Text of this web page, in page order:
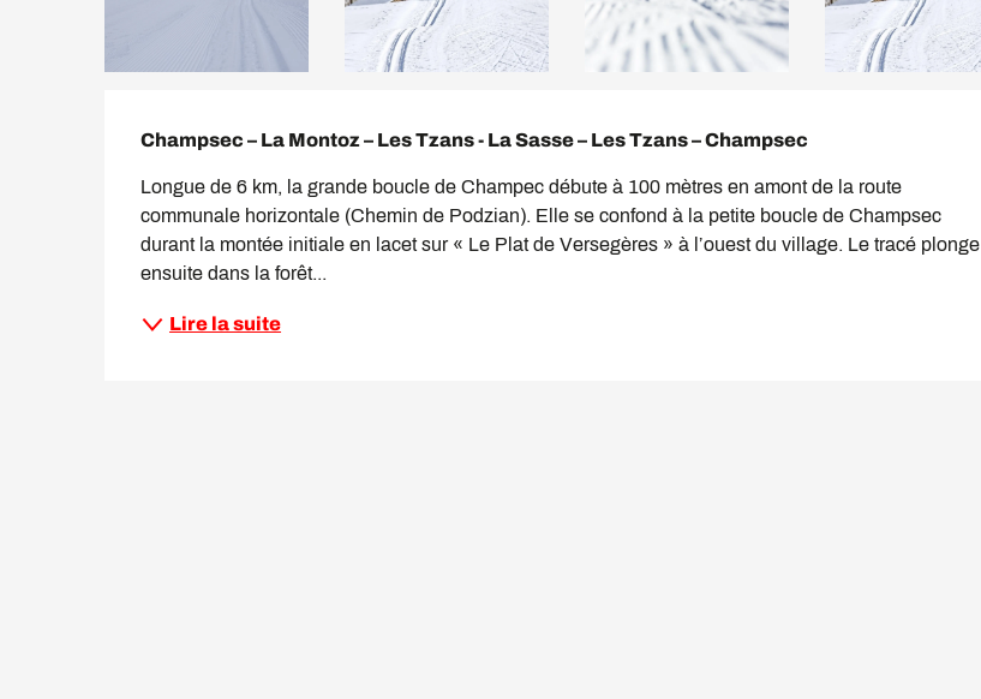
Champsec – La Montoz – Les Tzans - La Sasse – Les Tzans – Champsec
Longue de 6 km, la grande boucle de Champec débute à 100 mètres en amont de la route
communale horizontale (Chemin de Podzian). Elle se confond à la petite boucle de Champsec
durant la montée initiale en lacet sur « Le Plat de Versegères » à l’ouest du village. Le tracé plonge
ensuite dans la forêt...
Lire la suite